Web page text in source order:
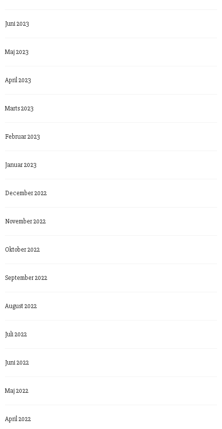
Juni 2023
Maj 2023
April 2023
Marts 2023
Februar 2023
Januar 2023
December 2022
November 2022
Oktober 2022
September 2022
August 2022
Juli 2022
Juni 2022
Maj 2022
April 2022